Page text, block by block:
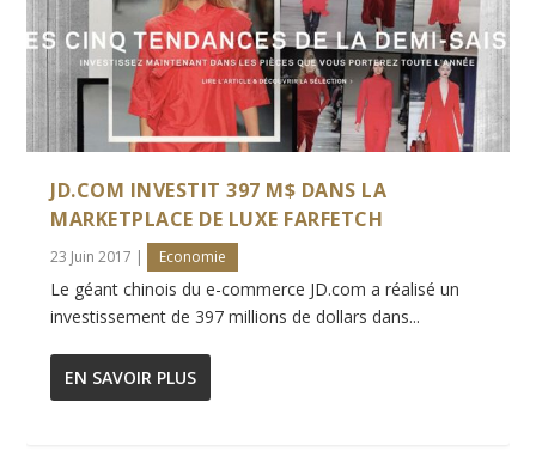
JD.COM INVESTIT 397 M$ DANS LA
MARKETPLACE DE LUXE FARFETCH
23 Juin 2017 | Economie
Le géant chinois du e-commerce JD.com a réalisé un
investissement de 397 millions de dollars dans...
EN SAVOIR PLUS